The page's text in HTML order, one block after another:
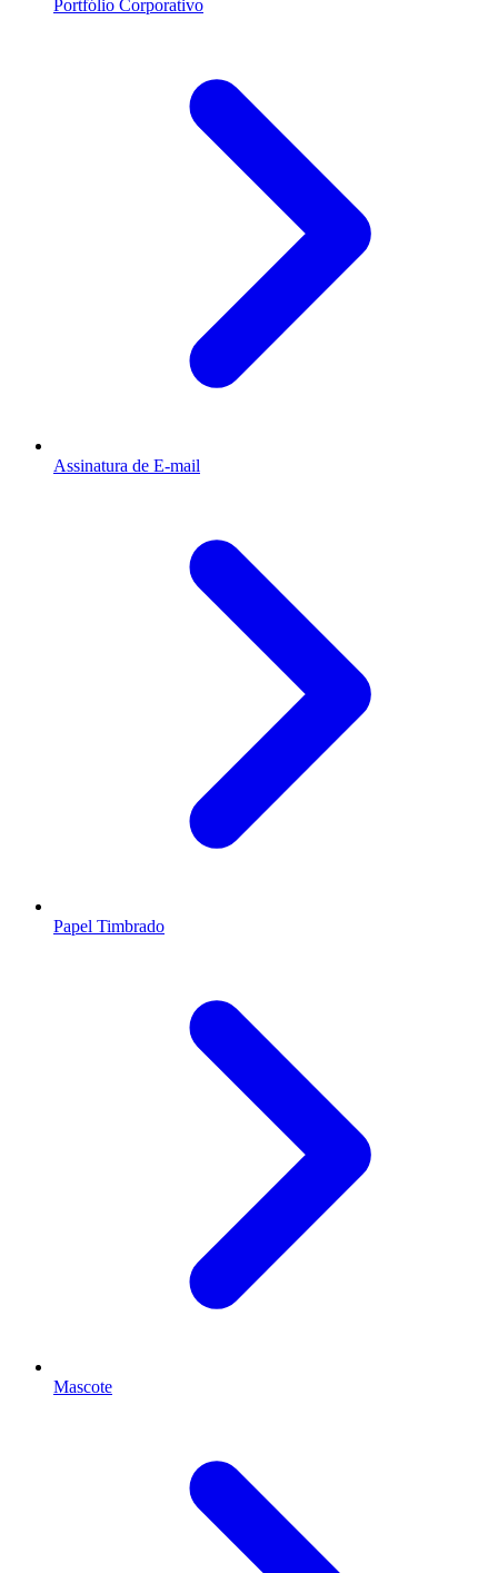
Portfólio Corporativo
Assinatura de E-mail
Papel Timbrado
Mascote